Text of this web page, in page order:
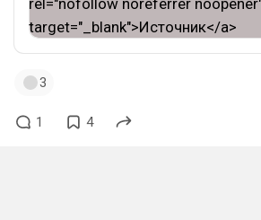
3
1 4